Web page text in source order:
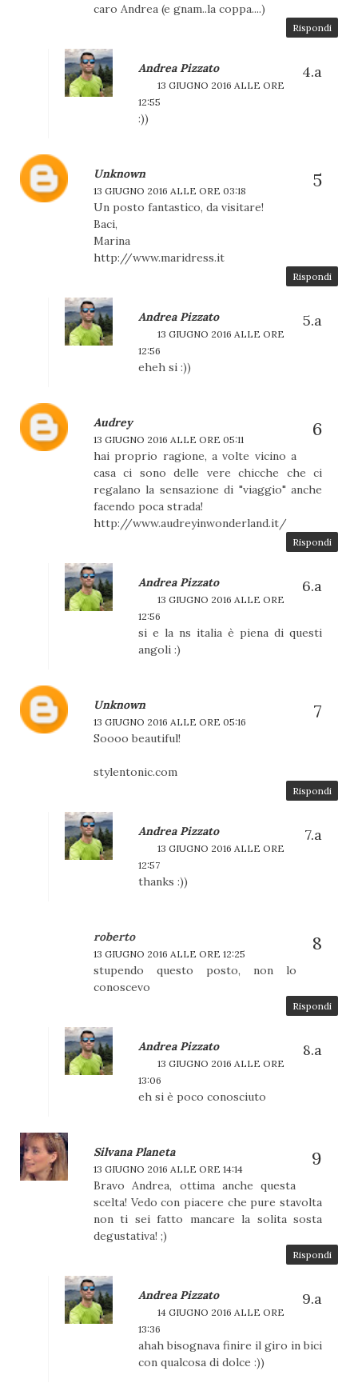
caro Andrea (e gnam..la coppa....)
Rispondi
Andrea Pizzato
13 GIUGNO 2016 ALLE ORE
12:55
:))
Unknown
13 GIUGNO 2016 ALLE ORE 03:18
Un posto fantastico, da visitare!
Baci,
Marina
http://www.maridress.it
Rispondi
Andrea Pizzato
13 GIUGNO 2016 ALLE ORE
12:56
eheh si :))
Audrey
13 GIUGNO 2016 ALLE ORE 05:11
hai proprio ragione, a volte vicino a
casa ci sono delle vere chicche che ci
regalano la sensazione di "viaggio" anche
facendo poca strada!
http://www.audreyinwonderland.it/
Rispondi
Andrea Pizzato
13 GIUGNO 2016 ALLE ORE
12:56
si e la ns italia è piena di questi
angoli :)
Unknown
13 GIUGNO 2016 ALLE ORE 05:16
Soooo beautiful!
stylentonic.com
Rispondi
Andrea Pizzato
13 GIUGNO 2016 ALLE ORE
12:57
thanks :))
roberto
13 GIUGNO 2016 ALLE ORE 12:25
stupendo questo posto, non lo
conoscevo
Rispondi
Andrea Pizzato
13 GIUGNO 2016 ALLE ORE
13:06
eh si è poco conosciuto
Silvana Planeta
13 GIUGNO 2016 ALLE ORE 14:14
Bravo Andrea, ottima anche questa
scelta! Vedo con piacere che pure stavolta
non ti sei fatto mancare la solita sosta
degustativa! ;)
Rispondi
Andrea Pizzato
14 GIUGNO 2016 ALLE ORE
13:36
ahah bisognava finire il giro in bici
con qualcosa di dolce :))